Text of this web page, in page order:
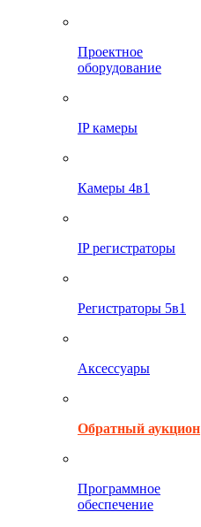
Проектное
оборудование
IP камеры
Камеры 4в1
IP регистраторы
Регистраторы 5в1
Аксессуары
Обратный аукцион
Программное
обеспечение